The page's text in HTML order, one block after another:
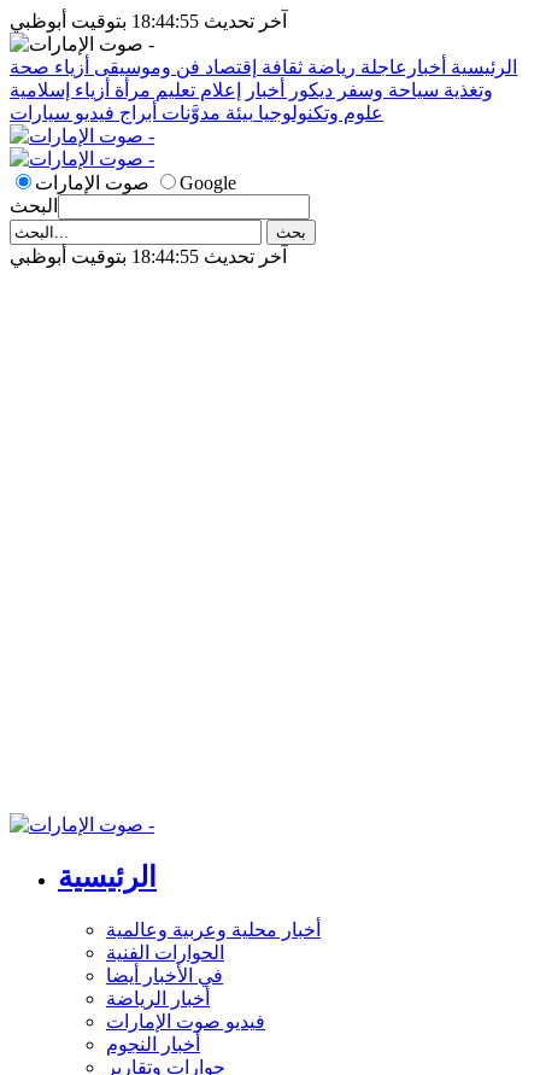
آخر تحديث 18:44:55 بتوقيت أبوظبي
الرئيسية أخبارعاجلة رياضة ثقافة إقتصاد فن وموسيقى أزياء صحة
وتغذية سياحة وسفر ديكور أخبار إعلام تعليم مرأة أزياء إسلامية
علوم وتكنولوجيا بيئة مدوَّنات أبراج فيديو سيارات
صوت الإمارات
Google
البحث
آخر تحديث 18:44:55 بتوقيت أبوظبي
الرئيسية
أخبار محلية وعربية وعالمية
الحوارات الفنية
في الأخبار أيضا
أخبار الرياضة
فيديو صوت الإمارات
أخبار النجوم
حوارات وتقارير